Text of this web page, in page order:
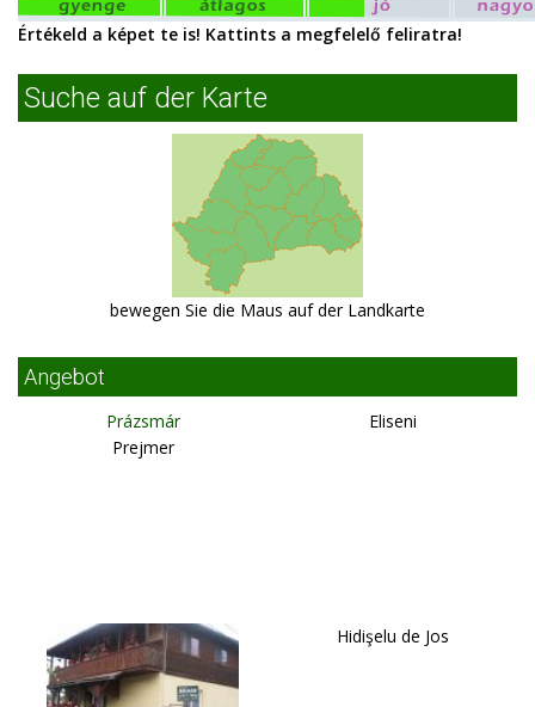
Értékeld a képet te is! Kattints a megfelelő feliratra!
Suche auf der Karte
bewegen Sie die Maus auf der Landkarte
Angebot
Prázsmár
Prejmer
Eliseni
Hidişelu de Jos